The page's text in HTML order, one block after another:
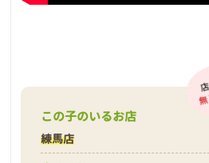
この子のいるお店
練馬店